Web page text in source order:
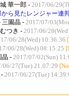
華一郎 - 2017/06/
ら見たレンジャー連
三園晶 - 2017/07/
つき - 2017/06/
06/28(Wed) 10:36:36
06/28(Wed) 08:15:25
晶 - 2017/07/02(Sun)
06/27(Tue) 21:07:29
2017/06/27(Tue)